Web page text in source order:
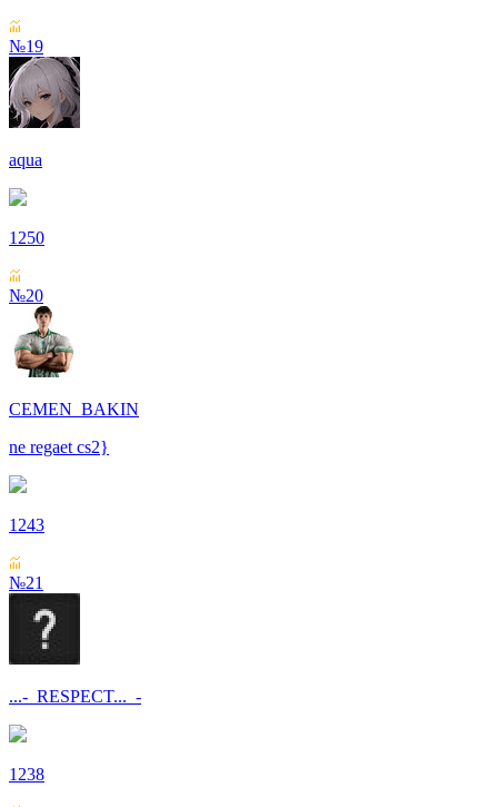
№19
aqua
1250
№20
CEMEN_BAKIN
ne regaet cs2}
1243
№21
...-_RESPECT..._-
1238